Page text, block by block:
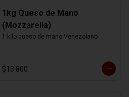
1kg Queso de Mano
(Mozzarella)
1 kilo queso de mano Venezolano
$13.800